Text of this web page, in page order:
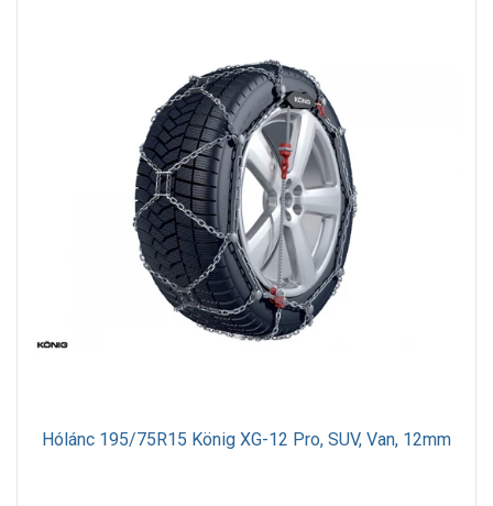
Hólánc 195/75R15 König XG-12 Pro, SUV, Van, 12mm